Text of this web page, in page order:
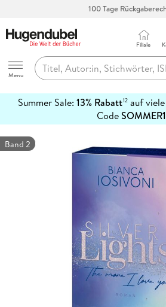
100 Tage
Hugendubel
Menu
Filiale
Summer Sale: 13% Rabatt12auf
Code
erfahren
Band 2